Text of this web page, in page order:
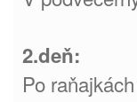
2.deň:
Po